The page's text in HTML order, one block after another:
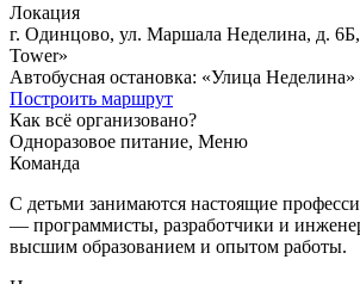
Локация
г. Одинцово, ул. Маршала Неделина, д.
Tower»
Автобусная остановка: «Улица
Построить маршрут
Как всё организовано?
Одноразовое питание, Меню
Команда
С детьми занимаются настоящие
— программисты, разработчики и
высшим образованием и опытом работы.